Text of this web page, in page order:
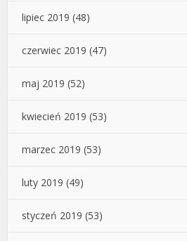
lipiec 2019 (48)
czerwiec 2019 (47)
maj 2019 (52)
kwiecień 2019 (53)
marzec 2019 (53)
luty 2019 (49)
styczeń 2019 (53)